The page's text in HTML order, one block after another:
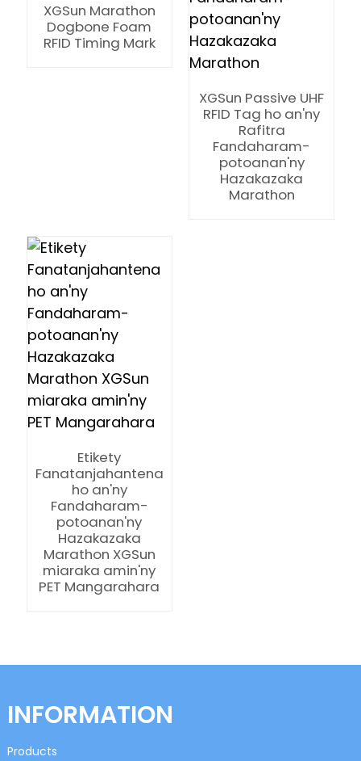
XGSun Marathon
Dogbone Foam
RFID Timing Mark
XGSun Passive UHF
RFID Tag ho an'ny
Rafitra
Fandaharam-
potoanan'ny
Hazakazaka
Marathon
Etikety
Fanatanjahantena
ho an'ny
Fandaharam-
potoanan'ny
Hazakazaka
Marathon XGSun
miaraka amin'ny
PET Mangarahara
INFORMATION
Products